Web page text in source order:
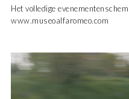
Het volledige
www.museoalfaromeo.com